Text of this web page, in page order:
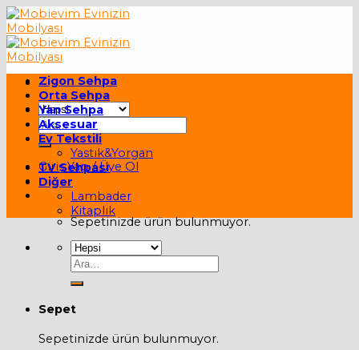
Skip
to
content
Ara:
Giriş Yap / Üye Ol
Sepet /0,00₺
Sepetinizde ürün bulunmuyor.
Ara:
Sepet
Sepetinizde ürün bulunmuyor.
Zigon Sehpa
Orta Sehpa
Yan Sehpa
Aksesuar
Ev Tekstili
Yastık&Yorgan
TV Sehpası
Diğer
Lambader
Kitaplık